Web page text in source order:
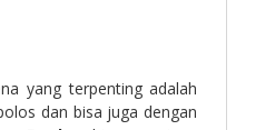
yang terpenting adalah
dan bisa juga dengan